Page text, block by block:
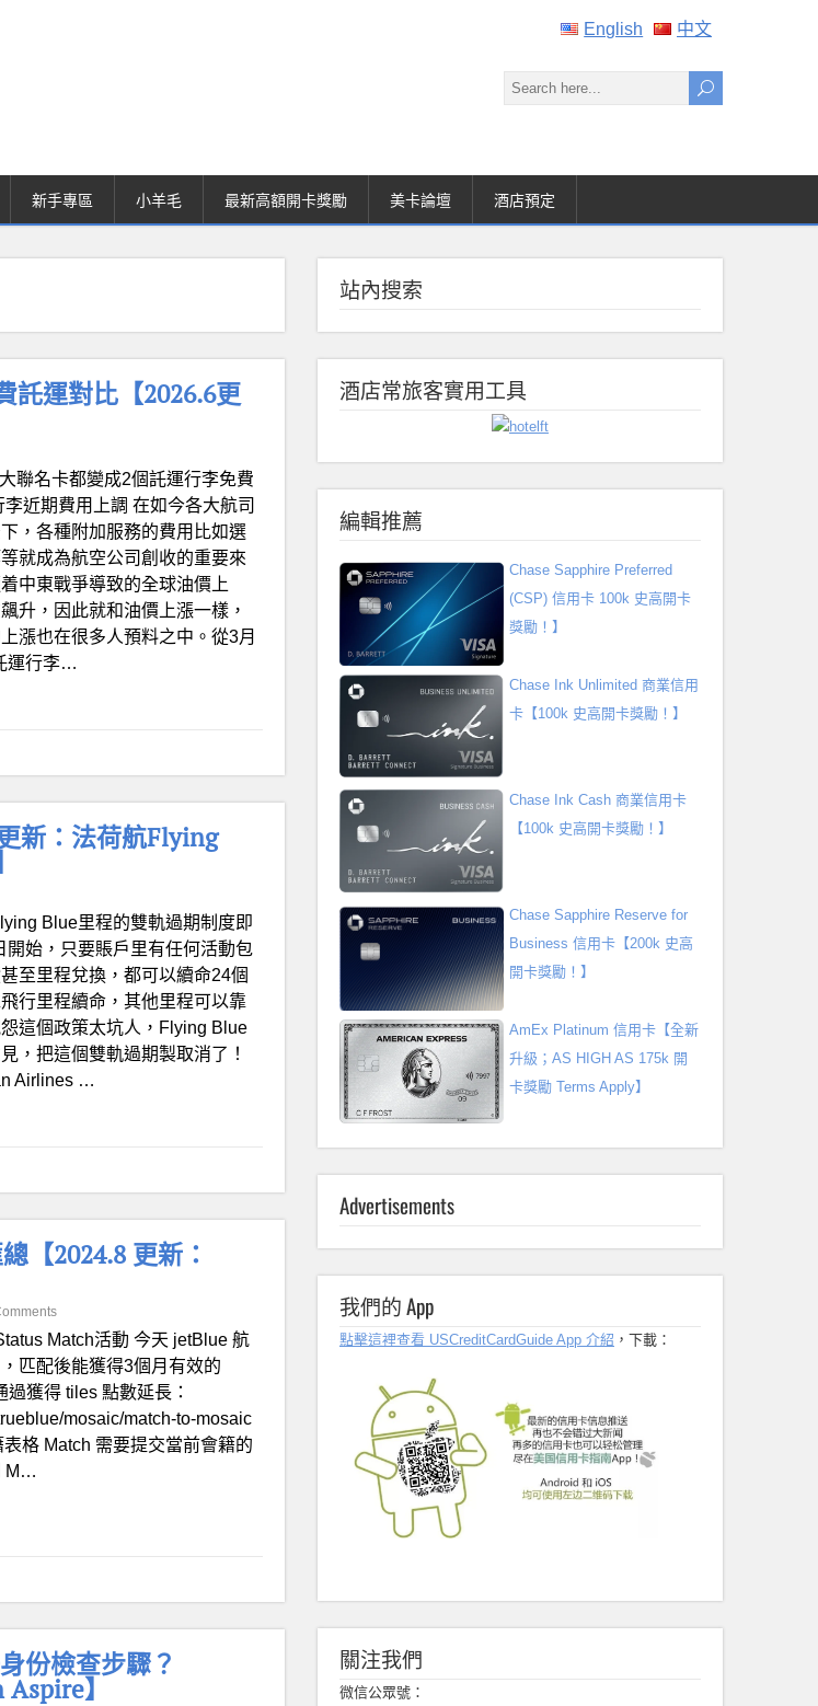
English 中文
新手專區 小羊毛 最新高額開卡獎勵 美卡論壇 酒店預定
託運對比【2026.6更
聯名卡都變成2個託運行李免費
近期費用上調 在如今各大航司
，各種附加服務的費用比如選
就成為航空公司創收的重要來
中東戰爭導致的全球油價上
升，因此就和油價上漲一樣，
漲也在很多人預料之中。從3月
運行李…
新：法荷航Flying
Blue里程的雙軌過期制度即
始，只要賬戶里有任何活動包
至里程兌換，都可以續命24個
行里程續命，其他里程可以靠
這個政策太坑人，Flying Blue
，把這個雙軌過期製取消了！
Airlines …
【2024.8 更新：
Match活動 今天 jetBlue 航
匹配後能獲得3個月有效的
獲得 tiles 點數延長：
mosaic/match-to-mosaic
格 Match 需要提交當前會籍的
M…
份檢查步驟？
】
站內搜索
酒店常旅客實用工具
編輯推薦
Chase Sapphire Preferred
(CSP) 信用卡 100k 史高開卡
獎勵！】
Chase Ink Unlimited 商業信用
卡【100k 史高開卡獎勵！】
Chase Ink Cash 商業信用卡
【100k 史高開卡獎勵！】
Chase Sapphire Reserve for
Business 信用卡【200k 史高
開卡獎勵！】
AmEx Platinum 信用卡【全新
升級；AS HIGH AS 175k 開
卡獎勵 Terms Apply】
Advertisements
我們的 App
點擊這裡查看 USCreditCardGuide App 介紹 ，下載：
關注我們
微信公眾號：